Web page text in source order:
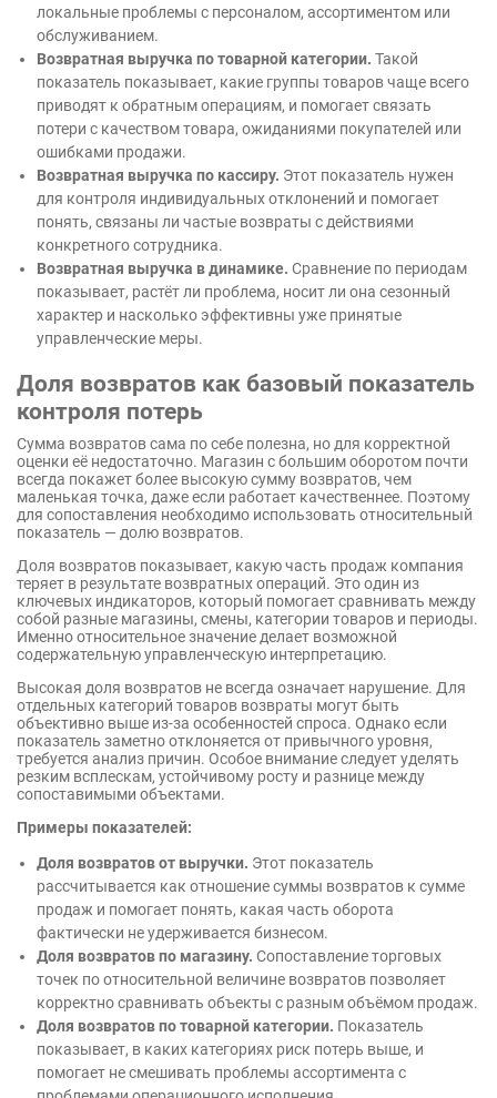
локальные проблемы с персоналом, ассортиментом или
обслуживанием.
Возвратная выручка по товарной категории. Такой
показатель показывает, какие группы товаров чаще всего
приводят к обратным операциям, и помогает связать
потери с качеством товара, ожиданиями покупателей или
ошибками продажи.
Возвратная выручка по кассиру. Этот показатель нужен
для контроля индивидуальных отклонений и помогает
понять, связаны ли частые возвраты с действиями
конкретного сотрудника.
Возвратная выручка в динамике. Сравнение по периодам
показывает, растёт ли проблема, носит ли она сезонный
характер и насколько эффективны уже принятые
управленческие меры.
Доля возвратов как базовый показатель
контроля потерь
Сумма возвратов сама по себе полезна, но для корректной
оценки её недостаточно. Магазин с большим оборотом почти
всегда покажет более высокую сумму возвратов, чем
маленькая точка, даже если работает качественнее. Поэтому
для сопоставления необходимо использовать относительный
показатель — долю возвратов.
Доля возвратов показывает, какую часть продаж компания
теряет в результате возвратных операций. Это один из
ключевых индикаторов, который помогает сравнивать между
собой разные магазины, смены, категории товаров и периоды.
Именно относительное значение делает возможной
содержательную управленческую интерпретацию.
Высокая доля возвратов не всегда означает нарушение. Для
отдельных категорий товаров возвраты могут быть
объективно выше из-за особенностей спроса. Однако если
показатель заметно отклоняется от привычного уровня,
требуется анализ причин. Особое внимание следует уделять
резким всплескам, устойчивому росту и разнице между
сопоставимыми объектами.
Примеры показателей:
Доля возвратов от выручки. Этот показатель
рассчитывается как отношение суммы возвратов к сумме
продаж и помогает понять, какая часть оборота
фактически не удерживается бизнесом.
Доля возвратов по магазину. Сопоставление торговых
точек по относительной величине возвратов позволяет
корректно сравнивать объекты с разным объёмом продаж.
Доля возвратов по товарной категории. Показатель
показывает, в каких категориях риск потерь выше, и
помогает не смешивать проблемы ассортимента с